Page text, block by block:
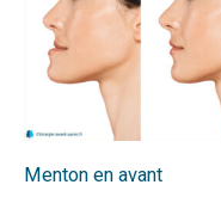
Menton en avant